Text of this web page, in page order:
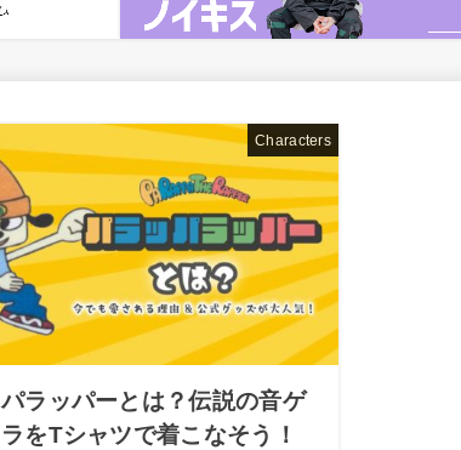
Characters
ラッパーとは？伝説の音ゲ
をTシャツで着こなそう！